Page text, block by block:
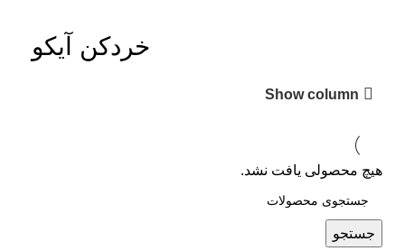
خردکن آیکو
Show column
هیچ محصولی یافت نشد.
جستجو